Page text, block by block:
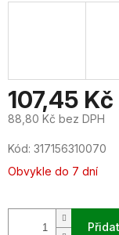
107,45 Kč
88,80 Kč bez DPH
cena:
Kód: 317156310070
Obvykle do 7 dní